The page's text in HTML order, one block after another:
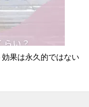
果は永久的ではない